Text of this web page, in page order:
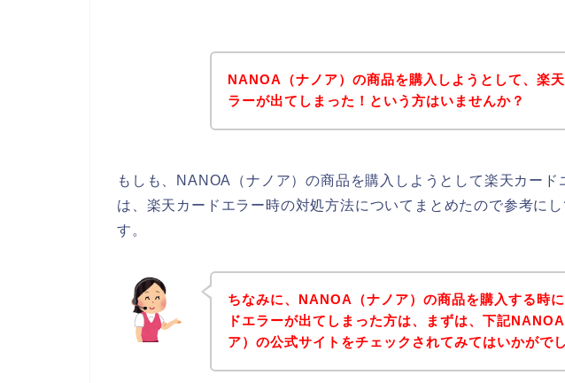
NANOA（ナノア）の商品を購入しようとして、楽
ラーが出てしまった！という方はいませんか？
もしも、NANOA（ナノア）の商品を購入しようとして楽天カード
は、楽天カードエラー時の対処方法についてまとめたので参考に
す。
ちなみに、NANOA（ナノア）の商品を購入する時
ドエラーが出てしまった方は、まずは、下記
ア）の公式サイトをチェックされてみてはいかがで